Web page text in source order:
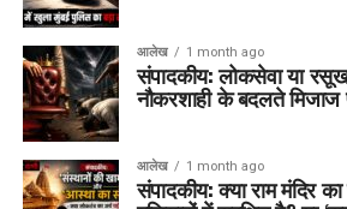
आलेख 1 month ago
संपादकीय: लोकसेवा या
नौकरशाही के बदलते मिजाज
आलेख 1 month ago
संपादकीय: क्या राम मंदिर